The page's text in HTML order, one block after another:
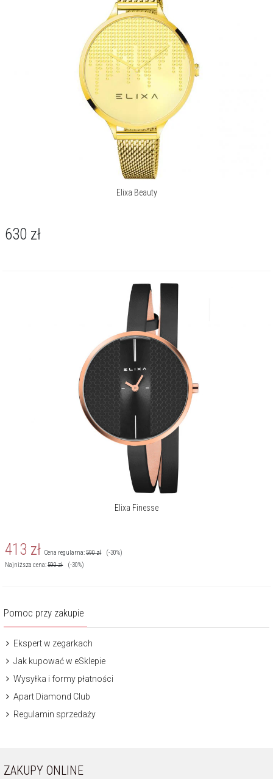
Elixa Beauty
630 zł
Elixa Finesse
413 zł Cena regularna:590zł
(-30%)
Najniższa cena:590zł (-30%)
Pomoc przy zakupie
Ekspert w zegarkach
Jak kupować w eSklepie
Wysyłka i formy płatności
Apart Diamond Club
Regulamin sprzedaży
ZAKUPY ONLINE